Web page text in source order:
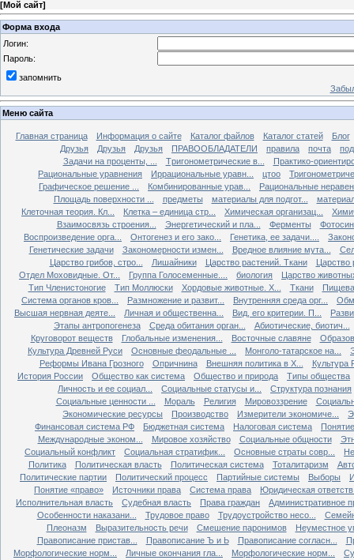
[Мой сайт]
Форма входа
Логин:
Пароль:
запомнить
Меню сайта
Главная страница Информация о сайте Каталог файлов Каталог статей
Блог
Друзья
Друзья Друзья ПРАВООБЛАДАТЕЛИ правила почта
Задачи на проценты, ...
Tригонометрические в...
Практико-
Рациональные уравнения
Иррациональные уравн... цтоо
Графическое решение ...
Комбинированные урав...
Рациональные
Площадь поверхности ...
предметы материалы для подгот...
Клеточная теория. Кл...
Клетка – единица стр... Химическая организац...
Взаимосвязь строения...
Энергетический и пла... Ферменты
Воспроизведение орга...
Онтогенез и его зако... Генетика, ее задачи....
Генетические задачи
Закономерности измен... Вредное влияние мута...
Царство грибов, стро...
Лишайники Царство растений. Ткани
Царство
Отдел Моховидные. От...
Группа Голосеменные.... биология
Царство
Тип Членистоногие
Тип Моллюски Хордовые животные. Х... Ткани
Система органов кров...
Размножение и развит... Внутренняя среда орг...
Высшая нервная деяте...
Личная и общественна... Вид, его критерии. П...
Этапы антропогенеза
Среда обитания орган...
Абиотические, биотич...
Круговорот веществ
Глобальные изменения... Восточные славяне
Культура Древней Руси
Основные феодальные ... Монголо-татарское на...
Реформы Ивана Грозного
Опричнина Внешняя политика в X...
Культура
История России
Общество как система Общество и природа
Типы общества
Личность и ее социал...
Социальные статусы и...
Структура познания
Социальные ценности ...
Мораль Религия Мировоззрение
Экономические ресурсы
Производство Измерители экономиче...
Финансовая система РФ
Бюджетная система Налоговая система
Международные эконом...
Мировое хозяйство Социальные общности
Социальный конфликт
Социальная стратифик... Основные страты совр...
Политика
Политическая власть Политическая система Тоталитаризм
Политические партии
Политический процесс Партийные системы Выборы
Понятие «право»
Источники права Система права
Юридическая
Исполнительная власть
Судебная власть Права граждан
Административное
Особенности наказани...
Трудовое право Трудоустройство несо...
Плеоназм
Выразительность речи Смешение паронимов
Неуместное
Правописание пристав...
Правописание Ъ и Ь Правописание согласн...
Морфологические норм...
Личные окончания гла... Морфологические норм...